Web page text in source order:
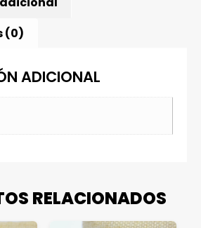
(0)
ADICIONAL
RELACIONADOS